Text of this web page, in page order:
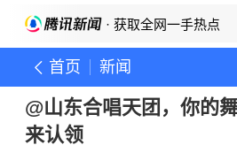
· 获取全网一手热点
首页 新闻
@山东合唱天团，你的
来认领